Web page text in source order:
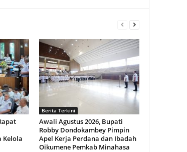
Kelola
Berita Terkini
Awali Agustus 2026, Bupati
Robby Dondokambey Pimpin
Apel Kerja Perdana dan Ibadah
Oikumene Pemkab Minahasa